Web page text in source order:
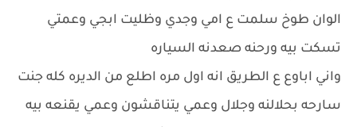
الوان طوخ سلمت ع امي وجدي وظليت ابجي وعمتي
تسكت بيه ورحنه صعدنه السياره
واني اباوع ع الطريق انه اول مره اطلع من الديره كله جنت
سارحه بحلالنه وجلال وعمي يتناقشون وعمي يقنعه بيه